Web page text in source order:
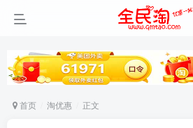
首页 淘优惠 正文